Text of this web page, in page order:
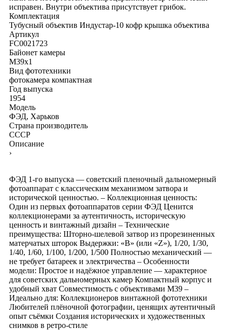
исправен. Внутри объектива присутствует грибок.
Комплектация
Тубусный объектив Индустар-10 кофр крышка объектива
Артикул
FC0021723
Байонет камеры
M39x1
Вид фототехники
фотокамера компактная
Год выпуска
1954
Модель
ФЭД, Харьков
Страна производитель
СССР
Описание
›
ФЭД 1-го выпуска — советский пленочный дальномерный
фотоаппарат с классическим механизмом затвора и
исторической ценностью. – Коллекционная ценность:
Один из первых фотоаппаратов серии ФЭД Ценится
коллекционерами за аутентичность, историческую
ценность и винтажный дизайн – Технические
преимущества: Шторно-шелевой затвор из прорезиненных
матерчатых шторок Выдержки: «B» (или «Z»), 1/20, 1/30,
1/40, 1/60, 1/100, 1/200, 1/500 Полностью механический —
не требует батареек и электричества – Особенности
модели: Простое и надёжное управление — характерное
для советских дальномерных камер Компактный корпус и
удобный хват Совместимость с объективами М39 –
Идеально для: Коллекционеров винтажной фототехники
Любителей плёночной фотографии, ценящих аутентичный
опыт съёмки Создания исторических и художественных
снимков в ретро-стиле